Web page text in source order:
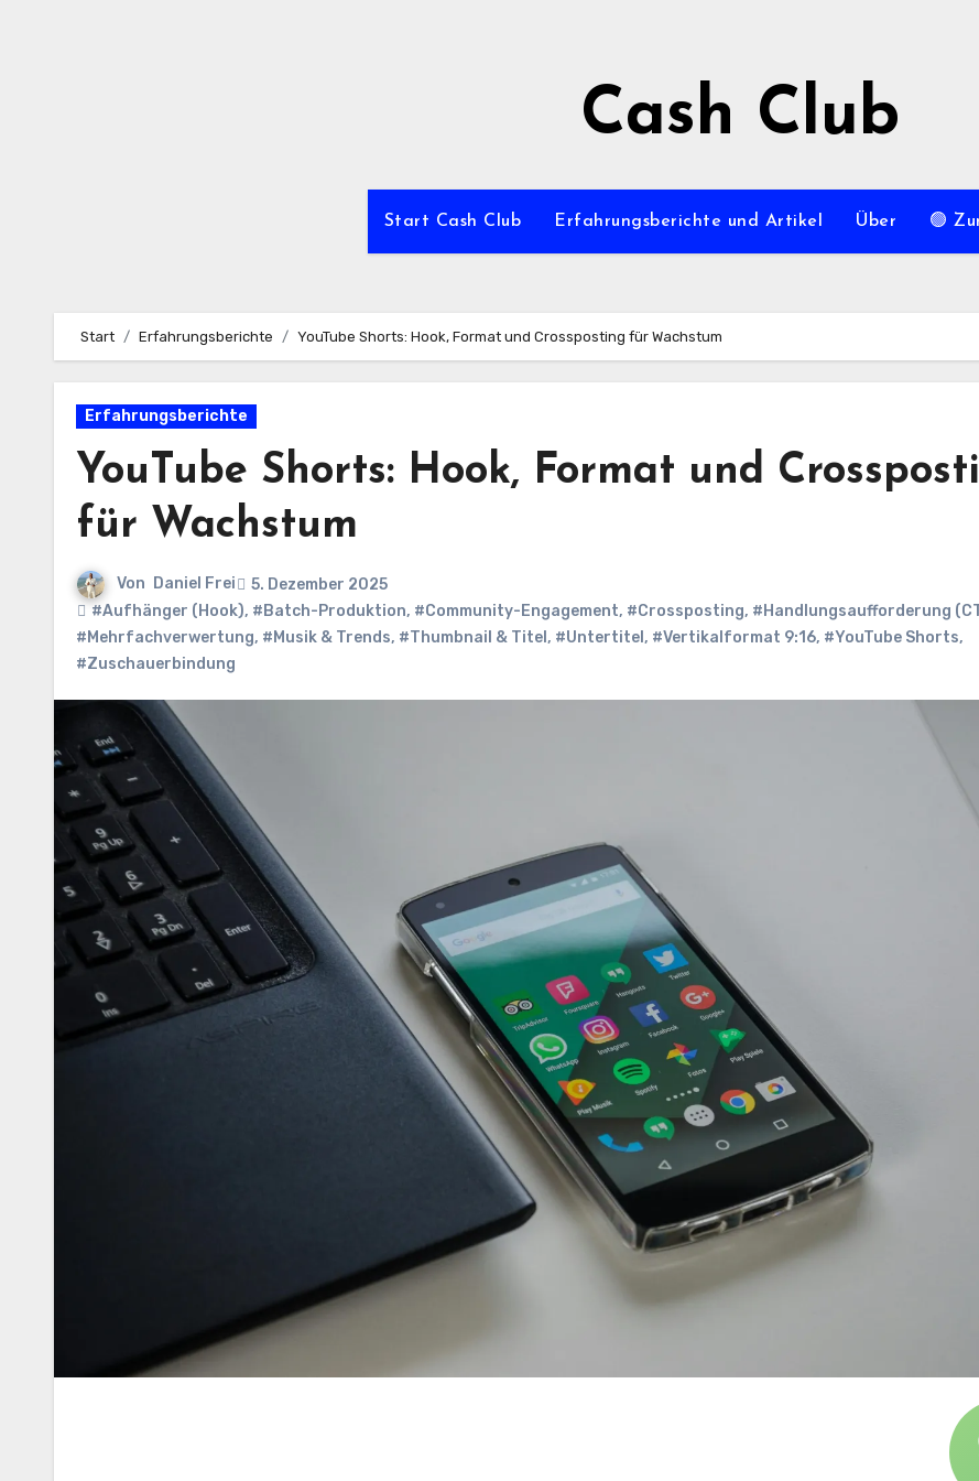
Cash Club
Start Cash Club Erfahrungsberichte und Artikel Über 🟢
Start Erfahrungsberichte YouTube Shorts: Hook, Format und Crossposting für Wachstum
Erfahrungsberichte
YouTube Shorts: Hook, Format und
für Wachstum
Von Daniel Frei
5. Dezember 2025
#Aufhänger (Hook), #Batch-Produktion, #Community-Engagement, #Crossposting, #Handlungsaufforderung
#Mehrfachverwertung, #Musik & Trends, #Thumbnail & Titel , #Untertitel , #Vertikalformat 9:16, #YouTube Shorts,
#Zuschauerbindung